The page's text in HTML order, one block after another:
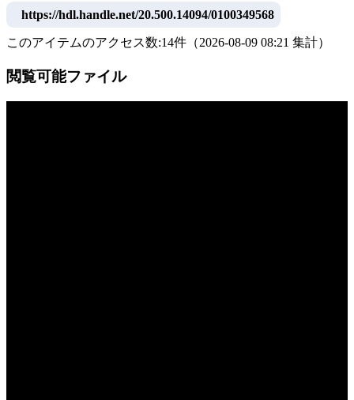
https://hdl.handle.net/20.500.14094/0100349568
このアイテムのアクセス数:14件 （2026-08-09 08:21 集計）
閲覧可能ファイル